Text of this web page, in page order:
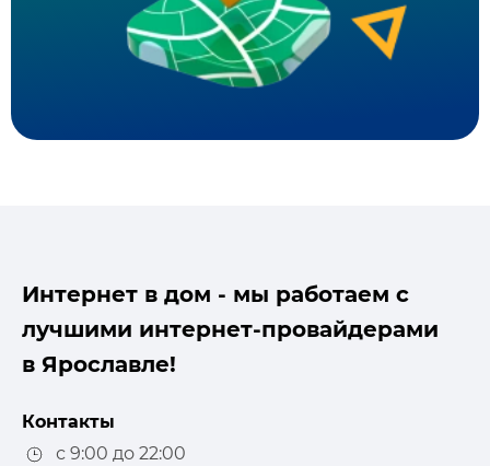
Интернет в дом - мы работаем с
лучшими интернет-провайдерами
в Ярославле!
Контакты
с 9:00 до 22:00